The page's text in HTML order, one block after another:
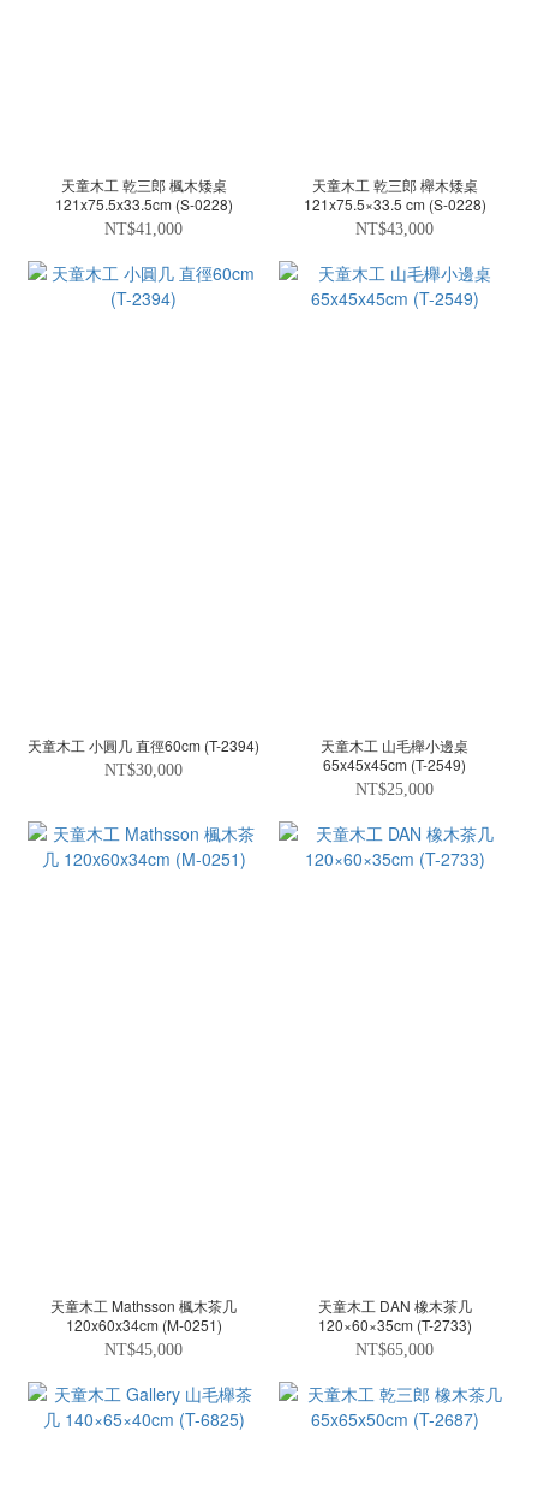
天童木工 乾三郎 楓木矮桌
121x75.5x33.5cm (S-0228)
NT$41,000
天童木工 乾三郎 櫸木矮桌
121x75.5×33.5 cm (S-0228)
NT$43,000
天童木工 小圓几 直徑60cm (T-2394)
NT$30,000
天童木工 山毛櫸小邊桌
65x45x45cm (T-2549)
NT$25,000
天童木工 Mathsson 楓木茶几
120x60x34cm (M-0251)
NT$45,000
天童木工 DAN 橡木茶几
120×60×35cm (T-2733)
NT$65,000